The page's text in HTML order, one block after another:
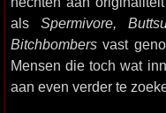
als Spermivore,
Bitchbombers vast
Mensen die toch wat
aan even verder te